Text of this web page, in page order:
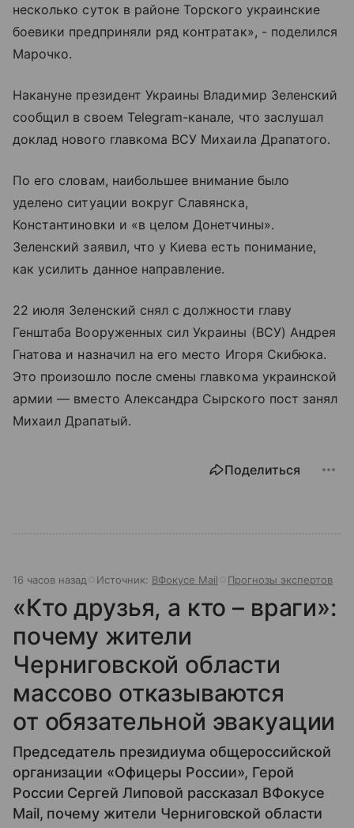
несколько суток в районе Торского украинские
боевики предприняли ряд контратак», - поделился
Марочко.
Накануне президент Украины Владимир Зеленский
сообщил в своем Telegram-канале, что заслушал
доклад нового главкома ВСУ Михаила Драпатого.
По его словам, наибольшее внимание было
уделено ситуации вокруг Славянска,
Константиновки и «в целом Донетчины».
Зеленский заявил, что у Киева есть понимание,
как усилить данное направление.
22 июля Зеленский снял с должности главу
Генштаба Вооруженных сил Украины (ВСУ) Андрея
Гнатова и назначил на его место Игоря Скибюка.
Это произошло после смены главкома украинской
армии — вместо Александра Сырского пост занял
Михаил Драпатый.
Поделиться
16 часов назад Источник: ВФокусе Mail Прогнозы экспертов
«Кто друзья, а кто – враги»:
почему жители
Черниговской области
массово отказываются
от обязательной эвакуации
Председатель президиума общероссийской
организации «Офицеры России», Герой
России Сергей Липовой рассказал ВФокусе
Mail, почему жители Черниговской области